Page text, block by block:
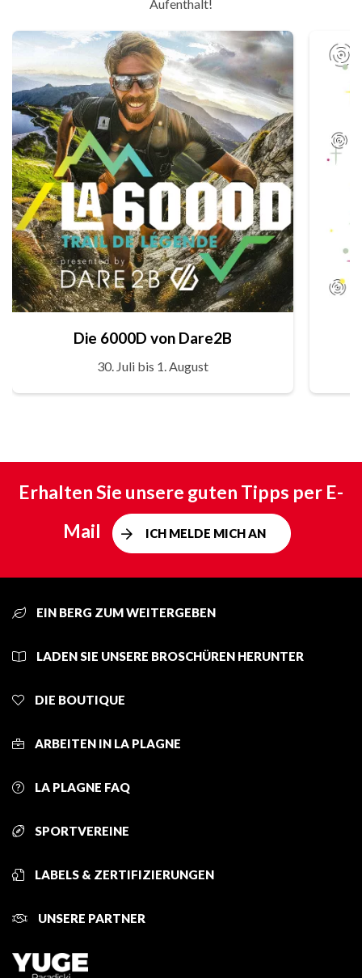
Aufenthalt!
Die 6000D von Dare2B
30. Juli bis 1. August
Erhalten Sie unsere guten Tipps per E-
Mail
ICH MELDE MICH AN
EIN BERG ZUM WEITERGEBEN
LADEN SIE UNSERE BROSCHÜREN HERUNTER
DIE BOUTIQUE
ARBEITEN IN LA PLAGNE
LA PLAGNE FAQ
SPORTVEREINE
LABELS & ZERTIFIZIERUNGEN
UNSERE PARTNER